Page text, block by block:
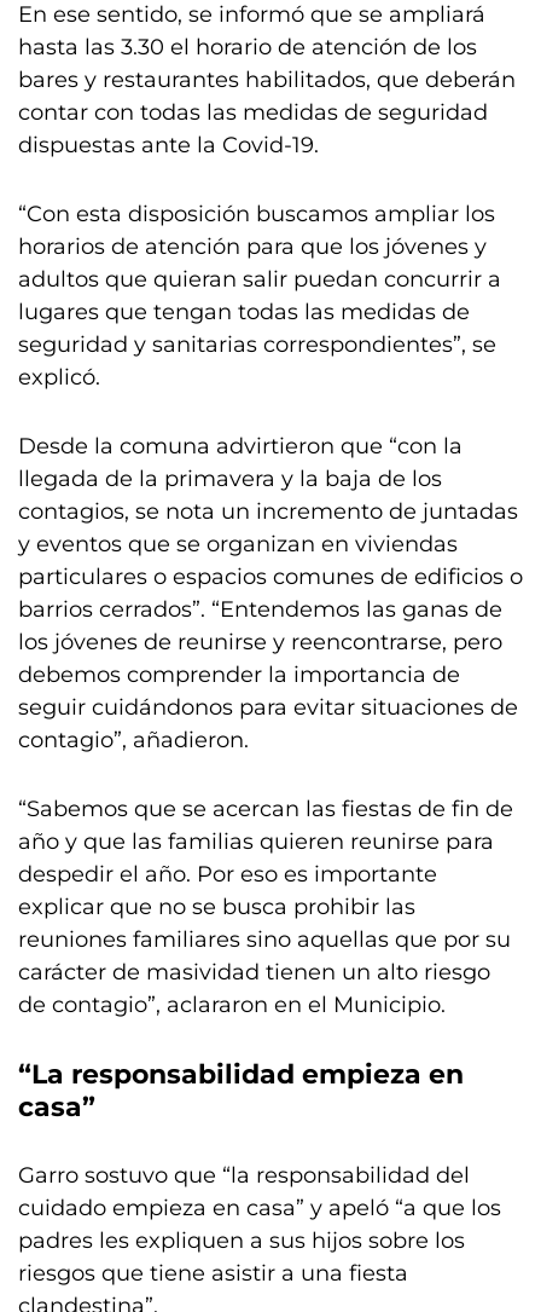
En ese sentido, se informó que se ampliará
hasta las 3.30 el horario de atención de los
bares y restaurantes habilitados, que deberán
contar con todas las medidas de seguridad
dispuestas ante la Covid-19.
“Con esta disposición buscamos ampliar los
horarios de atención para que los jóvenes y
adultos que quieran salir puedan concurrir a
lugares que tengan todas las medidas de
seguridad y sanitarias correspondientes”, se
explicó.
Desde la comuna advirtieron que “con la
llegada de la primavera y la baja de los
contagios, se nota un incremento de juntadas
y eventos que se organizan en viviendas
particulares o espacios comunes de edificios o
barrios cerrados”. “Entendemos las ganas de
los jóvenes de reunirse y reencontrarse, pero
debemos comprender la importancia de
seguir cuidándonos para evitar situaciones de
contagio”, añadieron.
“Sabemos que se acercan las fiestas de fin de
año y que las familias quieren reunirse para
despedir el año. Por eso es importante
explicar que no se busca prohibir las
reuniones familiares sino aquellas que por su
carácter de masividad tienen un alto riesgo
de contagio”, aclararon en el Municipio.
“La responsabilidad empieza en
casa”
Garro sostuvo que “la responsabilidad del
cuidado empieza en casa” y apeló “a que los
padres les expliquen a sus hijos sobre los
riesgos que tiene asistir a una fiesta
clandestina”.